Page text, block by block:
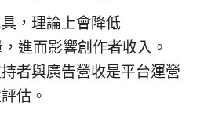
，理論上會降低
進而影響創作者收入。
者與廣告營收是平台運營
估。